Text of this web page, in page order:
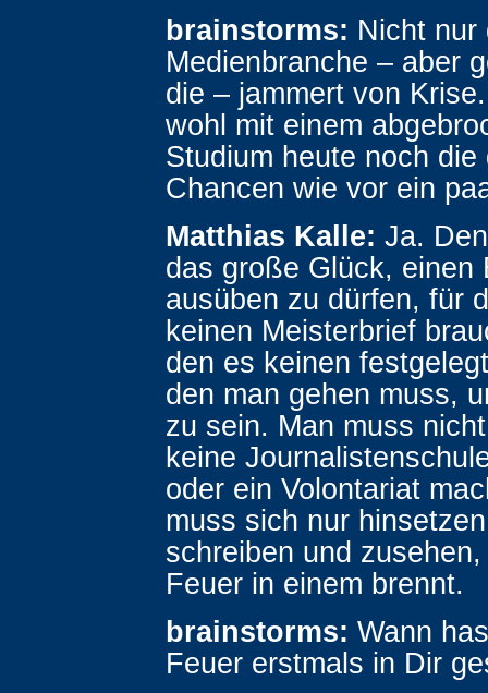
brainstorms: Nicht nur
Medienbranche – aber
die – jammert von
wohl mit einem
Studium heute noch die
Chancen wie vor ein
Matthias Kalle: Ja.
das große Glück, einen
ausüben zu dürfen, für
keinen Meisterbrief
den es keinen
den man gehen muss,
zu sein. Man muss
keine
oder ein Volontariat
muss sich nur
schreiben und
Feuer in einem brennt.
brainstorms: Wann
Feuer erstmals in Dir